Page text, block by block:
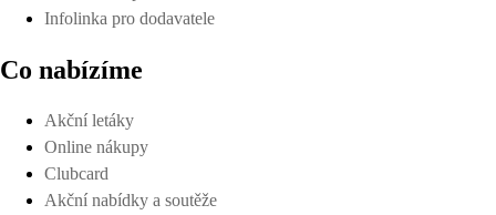
Infolinka pro dodavatele
Co nabízíme
Akční letáky
Online nákupy
Clubcard
Akční nabídky a soutěže